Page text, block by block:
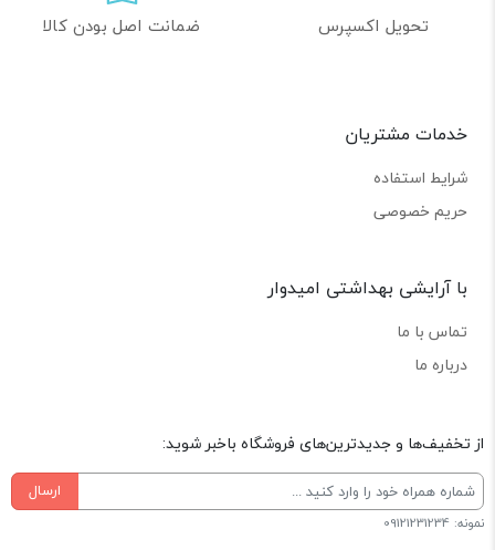
تحویل اکسپرس ضمانت اصل بودن کالا
خدمات مشتریان
شرایط استفاده
حریم خصوصی
با آرایشی بهداشتی امیدوار
تماس با ما
درباره ما
از تخفیف‌ها و جدیدترین‌های فروشگاه باخبر شوید:
ارسال
نمونه: 09121231234